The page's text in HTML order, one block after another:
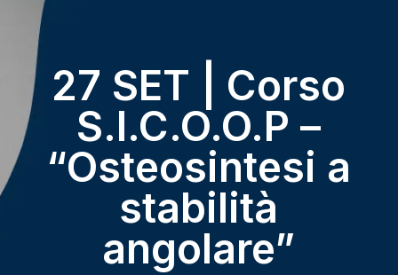
27 SET | Corso
S.I.C.O.O.P –
“Osteosintesi a
stabilità
angolare”